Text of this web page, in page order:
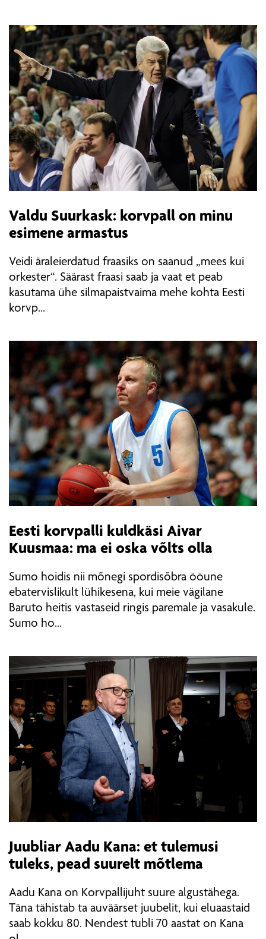
Valdu Suurkask: korvpall on minu
esimene armastus
Veidi äraleierdatud fraasiks on saanud „mees kui
orkester“. Säärast fraasi saab ja vaat et peab
kasutama ühe silmapaistvaima mehe kohta Eesti
korvp...
Eesti korvpalli kuldkäsi Aivar
Kuusmaa: ma ei oska võlts olla
Sumo hoidis nii mõnegi spordisõbra ööune
ebatervislikult lühikesena, kui meie vägilane
Baruto heitis vastaseid ringis paremale ja vasakule.
Sumo ho...
Juubliar Aadu Kana: et tulemusi
tuleks, pead suurelt mõtlema
Aadu Kana on Korvpallijuht suure algustähega.
Täna tähistab ta auväärset juubelit, kui eluaastaid
saab kokku 80. Nendest tubli 70 aastat on Kana